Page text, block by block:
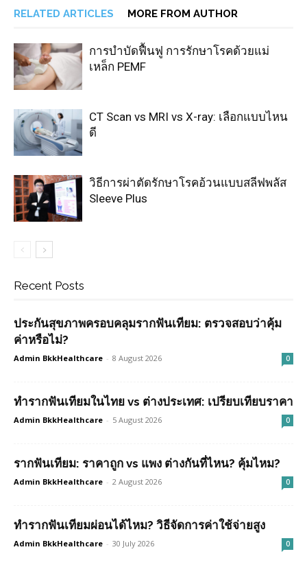
RELATED ARTICLES MORE FROM AUTHOR
การบำบัดฟื้นฟู การรักษาโรคด้วยแม่
เหล็ก PEMF
CT Scan vs MRI vs X-ray: เลือกแบบไหน
ดี
วิธีการผ่าตัดรักษาโรคอ้วนแบบสลีฟพลัส
Sleeve Plus
Recent Posts
ประกันสุขภาพครอบคลุมรากฟันเทียม: ตรวจสอบว่าคุ้ม
ค่าหรือไม่?
Admin BkkHealthcare - 8 August 2026 0
ทำรากฟันเทียมในไทย vs ต่างประเทศ: เปรียบเทียบราคา
Admin BkkHealthcare - 5 August 2026 0
รากฟันเทียม: ราคาถูก vs แพง ต่างกันที่ไหน? คุ้มไหม?
Admin BkkHealthcare - 2 August 2026 0
ทำรากฟันเทียมผ่อนได้ไหม? วิธีจัดการค่าใช้จ่ายสูง
Admin BkkHealthcare - 30 July 2026 0